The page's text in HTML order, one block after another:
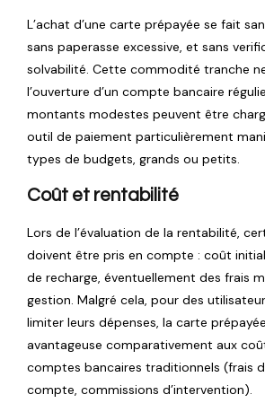
L’achat d’une carte prépayée se fait
sans paperasse excessive, et sans
solvabilité. Cette commodité tranche
l’ouverture d’un compte bancaire
montants modestes peuvent être
outil de paiement particulièrement
types de budgets, grands ou petits.
Coût et rentabilité
Lors de l’évaluation de la rentabilité,
doivent être pris en compte : coût
de recharge, éventuellement des frais
gestion. Malgré cela, pour des
limiter leurs dépenses, la carte
avantageuse comparativement aux
comptes bancaires traditionnels (frais
compte, commissions d’intervention).